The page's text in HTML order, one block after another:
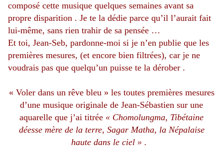
composé cette musique quelques semaines avant sa
propre disparition . Je te la dédie parce qu’il l’aurait fait
lui-même, sans rien trahir de sa pensée …
Et toi, Jean-Seb, pardonne-moi si je n’en publie que les
premières mesures, (et encore bien filtrées), car je ne
voudrais pas que quelqu’un puisse te la dérober .
« Voler dans un rêve bleu » les toutes premières mesures
d’une musique originale de Jean-Sébastien sur une
aquarelle que j’ai titrée « Chomolungma, Tibétaine
déesse mère de la terre, Sagar Matha, la Népalaise
haute dans le ciel » .